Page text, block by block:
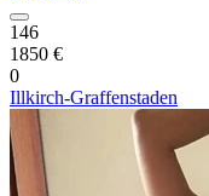
146
1850 €
0
Illkirch-Graffenstaden